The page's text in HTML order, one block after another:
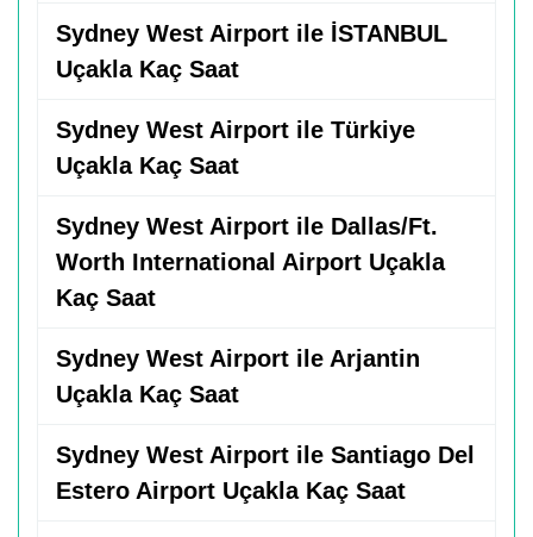
Sydney West Airport ile İSTANBUL
Uçakla Kaç Saat
Sydney West Airport ile Türkiye
Uçakla Kaç Saat
Sydney West Airport ile Dallas/Ft.
Worth International Airport Uçakla
Kaç Saat
Sydney West Airport ile Arjantin
Uçakla Kaç Saat
Sydney West Airport ile Santiago Del
Estero Airport Uçakla Kaç Saat